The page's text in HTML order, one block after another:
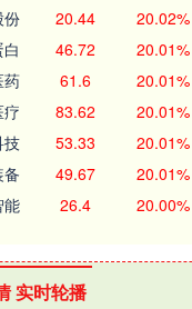
份 20.44 20.02%
46.72 20.01%
药 61.6 20.01%
83.62 20.01%
技 53.33 20.01%
49.67 20.01%
能 26.4 20.00%
实时轮播